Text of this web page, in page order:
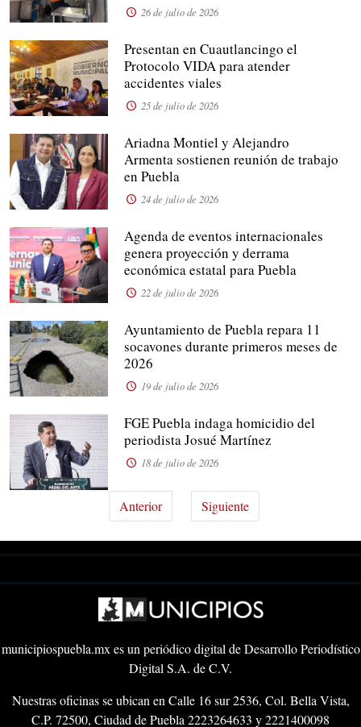
26 de julio de 2026
Presentan en Cuautlancingo el
Protocolo VIDA para atender
accidentes viales
25 de julio de 2026
Ariadna Montiel y Alejandro
Armenta sostienen reunión de trabajo
en Puebla
24 de julio de 2026
Agenda de eventos internacionales
genera proyección y derrama
económica estatal para Puebla
22 de julio de 2026
Ayuntamiento de Puebla repara 11
socavones durante primeros meses de
2026
19 de julio de 2026
FGE Puebla indaga homicidio del
periodista Josué Martínez
18 de julio de 2026
Anterior Siguiente
municipiospuebla.mx es un periódico digital de Desarrollo Periodístico
Digital S.A. de C.V.
Nuestras oficinas se ubican en Calle 16 sur 2536, Col. Bella Vista,
C.P. 72500, Ciudad de Puebla 2223264633 y 2221400098